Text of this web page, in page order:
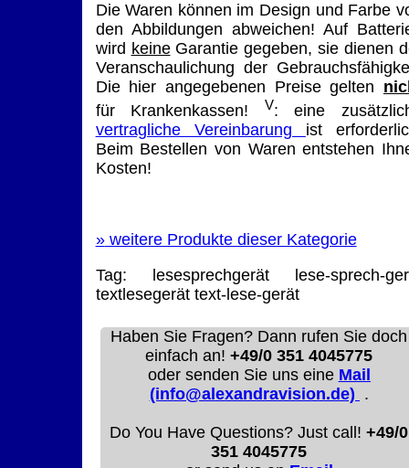
Die Waren können im Design und Farbe
den Abbildungen abweichen! Auf
wird keineGarantie gegeben, sie dienen
Veranschaulichung der
Die hier angegebenen Preise gelten
für Krankenkassen!
V: eine
vertragliche Vereinbarung ist
Beim Bestellen von Waren entstehen
Kosten!
»weitere Produkte dieser Kategorie
Tag:
lesesprechgerätlese-sprech-
textlesegerättext-lese-gerät
Haben Sie Fragen? Dann rufen Sie doch
einfach an!+49/0 351 4045775
oder senden Sie uns eine Mail
(info@alexandravision.de) .
Do You Have Questions? Just call!+49/0
351 4045775